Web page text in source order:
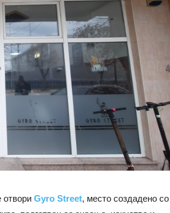
отвори Gyro Street, место создадено со